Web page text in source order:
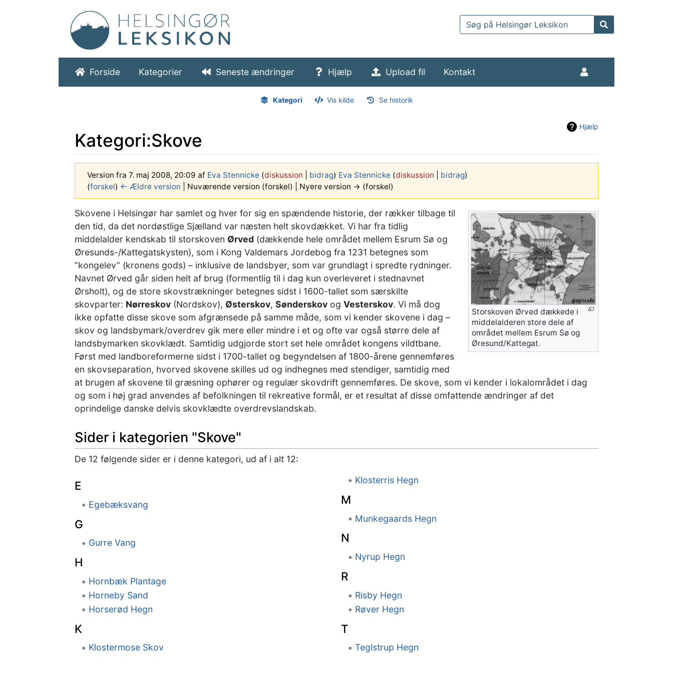
Forside Kategorier Seneste ændringer Hjælp Upload fil Kontakt
Kategori Vis kilde Se historik
Hjælp
Kategori:Skove
Version fra 7. maj 2008, 20:09 af Eva Stennicke (diskussion bidrag) Eva Stennicke (diskussion bidrag)
(forskel) ← Ældre version | Nuværende version (forskel) | Nyere version → (forskel)
Hop til:navigering,søgning
Storskoven Ørved dækkede i
middelalderen store dele af
området mellem Esrum Sø og
Øresund/Kattegat.
Skovene i Helsingør har samlet og hver for sig en spændende historie, der rækker tilbage til
den tid, da det nordøstlige Sjælland var næsten helt skovdækket. Vi har fra tidlig
middelalder kendskab til storskoven Ørved (dækkende hele området mellem Esrum Sø og
Øresunds-/Kattegatskysten), som i Kong Valdemars Jordebog fra 1231 betegnes som
”kongelev” (kronens gods) – inklusive de landsbyer, som var grundlagt i spredte rydninger.
Navnet Ørved går siden helt af brug (formentlig til i dag kun overleveret i stednavnet
Ørsholt), og de store skovstrækninger betegnes sidst i 1600-tallet som særskilte
skovparter: Nørreskov (Nordskov), Østerskov, Sønderskov og Vesterskov. Vi må dog
ikke opfatte disse skove som afgrænsede på samme måde, som vi kender skovene i dag –
skov og landsbymark/overdrev gik mere eller mindre i et og ofte var også større dele af
landsbymarken skovklædt. Samtidig udgjorde stort set hele området kongens vildtbane.
Først med landboreformerne sidst i 1700-tallet og begyndelsen af 1800-årene gennemføres
en skovseparation, hvorved skovene skilles ud og indhegnes med stendiger, samtidig med
at brugen af skovene til græsning ophører og regulær skovdrift gennemføres. De skove, som vi kender i lokalområdet i dag
og som i høj grad anvendes af befolkningen til rekreative formål, er et resultat af disse omfattende ændringer af det
oprindelige danske delvis skovklædte overdrevslandskab.
Sider i kategorien "Skove"
De 12 følgende sider er i denne kategori, ud af i alt 12:
E
Egebæksvang
G
Gurre Vang
H
Hornbæk Plantage
Horneby Sand
Horserød Hegn
K
Klostermose Skov
Klosterris Hegn
M
Munkegaards Hegn
N
Nyrup Hegn
R
Risby Hegn
Røver Hegn
T
Teglstrup Hegn